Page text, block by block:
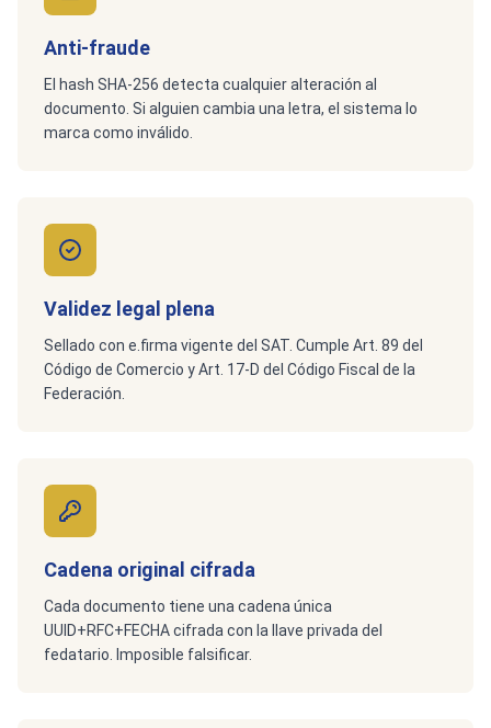
Anti-fraude
El hash SHA-256 detecta cualquier alteración al
documento. Si alguien cambia una letra, el sistema lo
marca como inválido.
Validez legal plena
Sellado con e.firma vigente del SAT. Cumple Art. 89 del
Código de Comercio y Art. 17-D del Código Fiscal de la
Federación.
Cadena original cifrada
Cada documento tiene una cadena única
UUID+RFC+FECHA cifrada con la llave privada del
fedatario. Imposible falsificar.